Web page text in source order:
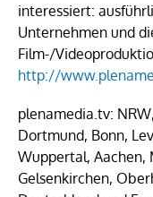
interessiert:
Unternehmen und
Film-/
http://
plenamedia.tv:
Dortmund, Bonn,
Wuppertal, Aachen,
Gelsenkirchen,